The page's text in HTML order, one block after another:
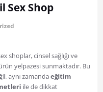
Sex Shop
shoplar, cinsel sağlığı ve
yelpazesi sunmaktadır. Bu
aynı zamandaeğitim
ile de dikkat